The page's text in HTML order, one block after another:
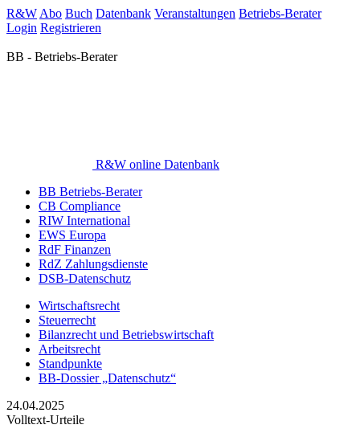
R&W Abo Buch Datenbank Veranstaltungen Betriebs-Berater
Login Registrieren
BB - Betriebs-Berater
R&W online Datenbank
BB Betriebs-Berater
CB Compliance
RIW International
EWS Europa
RdF Finanzen
RdZ Zahlungsdienste
DSB-Datenschutz
Wirtschaftsrecht
Steuerrecht
Bilanzrecht und Betriebswirtschaft
Arbeitsrecht
Standpunkte
BB-Dossier „Datenschutz“
24.04.2025
Volltext-Urteile